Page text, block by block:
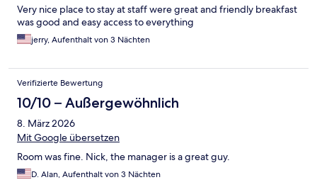
Very nice place to stay at staff were great and friendly breakfast
was good and easy access to everything
jerry, Aufenthalt von 3 Nächten
Verifizierte Bewertung
10/10 – Außergewöhnlich
8. März 2026
Mit Google übersetzen
Room was fine. Nick, the manager is a great guy.
D. Alan, Aufenthalt von 3 Nächten